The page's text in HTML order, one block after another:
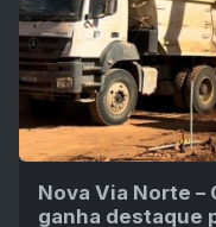
Nova Via Norte
ganha destaque